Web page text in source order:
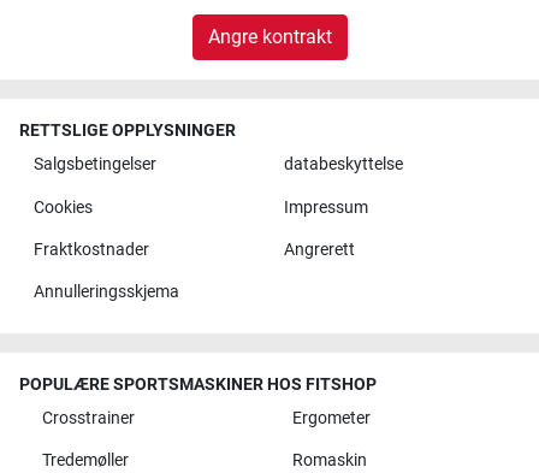
Angre kontrakt
RETTSLIGE OPPLYSNINGER
Salgsbetingelser
databeskyttelse
Cookies Impressum
Fraktkostnader Angrerett
Annulleringsskjema
POPULÆRE SPORTSMASKINER HOS FITSHOP
Crosstrainer
Ergometer
Tredemøller Romaskin